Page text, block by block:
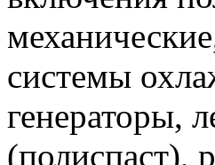
системы
генераторы,
(полиспаст),